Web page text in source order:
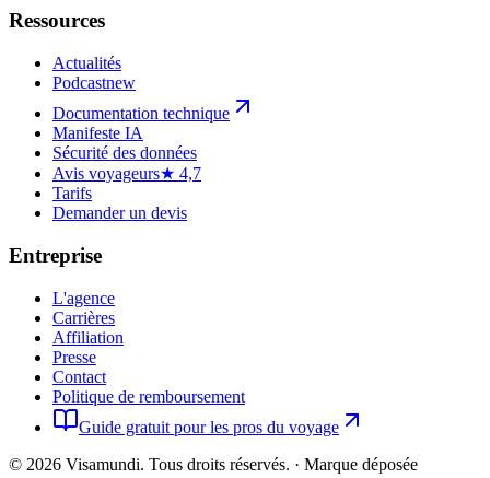
Ressources
Actualités
Podcastnew
Documentation technique
Manifeste IA
Sécurité des données
Avis voyageurs★ 4,7
Tarifs
Demander un devis
Entreprise
L'agence
Carrières
Affiliation
Presse
Contact
Politique de remboursement
Guide gratuit pour les pros du voyage
© 2026 Visamundi. Tous droits réservés. · Marque déposée